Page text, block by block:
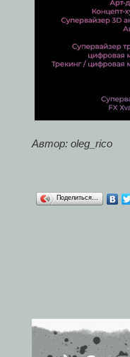
Автор: oleg_rico
Поделиться…